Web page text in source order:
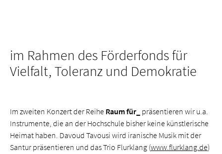
im Rahmen des Förderfonds für
Vielfalt, Toleranz und Demokratie
Im zweiten Konzert der Reihe Raum für_ präsentieren wir u.a.
Instrumente, die an der Hochschule bisher keine künstlerische
Heimat haben. Davoud Tavousi wird iranische Musik mit der
Santur präsentieren und das Trio Flurklang (www.flurklang.de)